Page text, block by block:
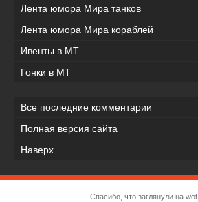
Лента юмора Мира танков
Лента юмора Мира кораблей
Ивенты в МТ
Гонки в МТ
Все последние комментарии
Полная версия сайта
Наверх
Спасибо, что заглянули на